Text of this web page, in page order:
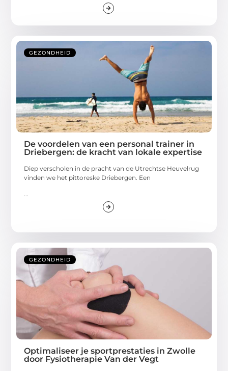
GEZONDHEID
De voordelen van een personal trainer in
Driebergen: de kracht van lokale expertise
Diep verscholen in de pracht van de Utrechtse Heuvelrug
vinden we het pittoreske Driebergen. Een
...
GEZONDHEID
Optimaliseer je sportprestaties in Zwolle
door Fysiotherapie Van der Vegt